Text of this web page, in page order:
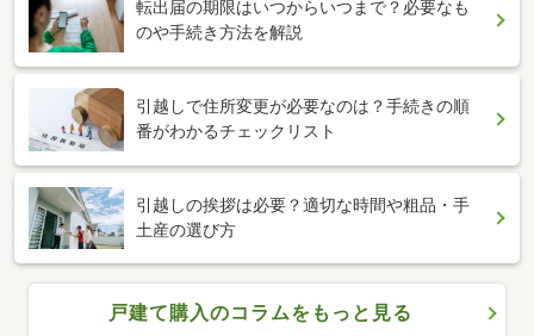
転出届の期限はいつからいつまで？必要なも
のや手続き方法を解説
引越しで住所変更が必要なのは？手続きの順
番がわかるチェックリスト
引越しの挨拶は必要？適切な時間や粗品・手
土産の選び方
戸建て購入のコラムをもっと見る